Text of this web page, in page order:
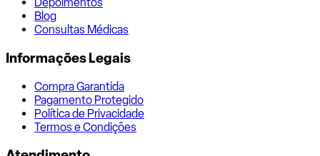
Blog
Consultas Médicas
Informações Legais
Compra Garantida
Pagamento Protegido
Política de Privacidade
Termos e Condições